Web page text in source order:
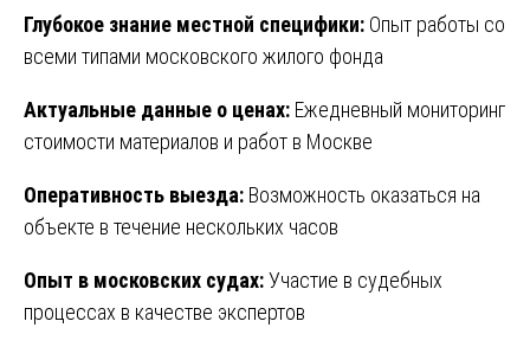
Глубокое знание местной специфики: Опыт работы со
всеми типами московского жилого фонда
Актуальные данные о ценах: Ежедневный мониторинг
стоимости материалов и работ в Москве
Оперативность выезда: Возможность оказаться на
объекте в течение нескольких часов
Опыт в московских судах:Участие в судебных
процессах в качестве экспертов